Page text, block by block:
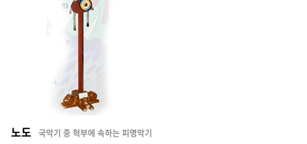
노도 국악기 중 혁부에 속하는 피명악기